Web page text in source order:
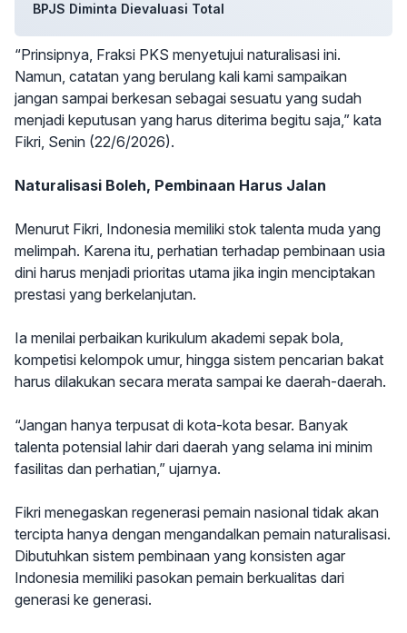
BPJS Diminta Dievaluasi Total
“Prinsipnya, Fraksi PKS menyetujui naturalisasi ini.
Namun, catatan yang berulang kali kami sampaikan
jangan sampai berkesan sebagai sesuatu yang sudah
menjadi keputusan yang harus diterima begitu saja,” kata
Fikri, Senin (22/6/2026).
Naturalisasi Boleh, Pembinaan Harus Jalan
Menurut Fikri, Indonesia memiliki stok talenta muda yang
melimpah. Karena itu, perhatian terhadap pembinaan usia
dini harus menjadi prioritas utama jika ingin menciptakan
prestasi yang berkelanjutan.
Ia menilai perbaikan kurikulum akademi sepak bola,
kompetisi kelompok umur, hingga sistem pencarian bakat
harus dilakukan secara merata sampai ke daerah-daerah.
“Jangan hanya terpusat di kota-kota besar. Banyak
talenta potensial lahir dari daerah yang selama ini minim
fasilitas dan perhatian,” ujarnya.
Fikri menegaskan regenerasi pemain nasional tidak akan
tercipta hanya dengan mengandalkan pemain naturalisasi.
Dibutuhkan sistem pembinaan yang konsisten agar
Indonesia memiliki pasokan pemain berkualitas dari
generasi ke generasi.